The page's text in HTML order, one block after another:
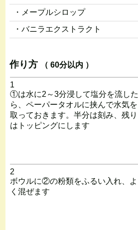
・メープルシロップ
・バニラエクストラクト
作り方 （ 60分以内 ）
1
①は水に2～3分浸して塩分を流した
ら、ペーパータオルに挟んで水気を
取っておきます。半分は刻み、残り
はトッピングにします
2
ボウルに②の粉類をふるい入れ、よ
く混ぜます